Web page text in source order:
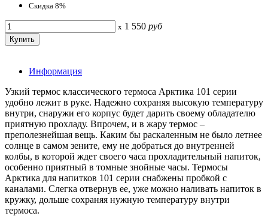
Скидка 8%
x 1 550 руб
Информация
Узкий термос классического термоса Арктика 101 серии
удобно лежит в руке. Надежно сохраняя высокую температуру
внутри, снаружи его корпус будет дарить своему обладателю
приятную прохладу. Впрочем, и в жару термос –
преполезнейшая вещь. Каким бы раскаленным не было летнее
солнце в самом зените, ему не добраться до внутренней
колбы, в которой ждет своего часа прохладительный напиток,
особенно приятный в томные знойные часы. Термосы
Арктика для напитков 101 серии снабжены пробкой с
каналами. Слегка отвернув ее, уже можно наливать напиток в
кружку, дольше сохраняя нужную температуру внутри
термоса.